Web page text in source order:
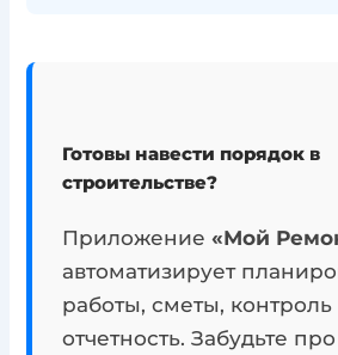
Готовы навести порядок в
строительстве?
Приложение«Мой
автоматизирует
работы, сметы,
отчетность. Забудьте